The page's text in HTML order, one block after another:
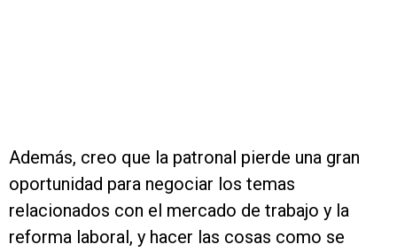
Además, creo que la patronal pierde una gran
oportunidad para negociar los temas
relacionados con el mercado de trabajo y la
reforma laboral, y hacer las cosas como se